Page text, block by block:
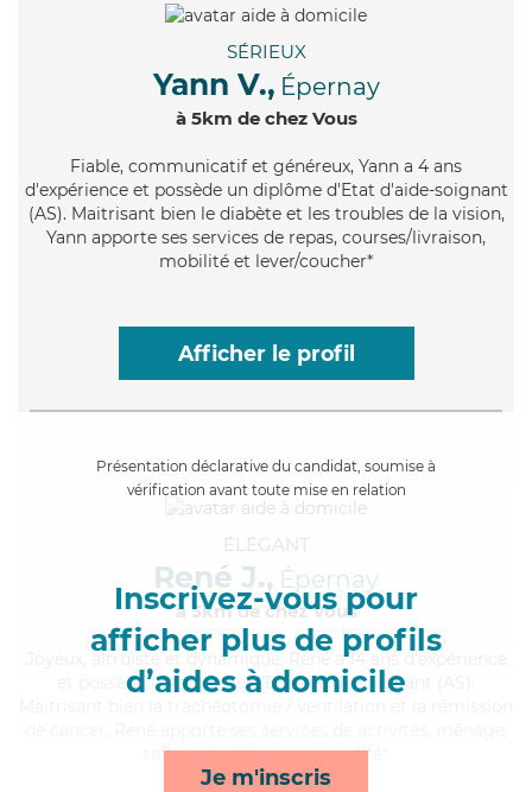
SÉRIEUX
Yann V., Épernay
à 5km de chez Vous
Fiable, communicatif et généreux, Yann a 4 ans
d'expérience et possède un diplôme d'Etat d'aide-soignant
(AS). Maitrisant bien le diabète et les troubles de la vision,
Yann apporte ses services de repas, courses/livraison,
mobilité et lever/coucher*
Afficher le profil
Présentation déclarative du candidat, soumise à
vérification avant toute mise en relation
Inscrivez-vous pour
afficher plus de profils
d’aides à domicile
Je m'inscris
ÉLÉGANT
René J., Épernay
à 5km de chez Vous
, altruiste et dynamique, René a 14 ans d'expérience
et possède un diplôme d'Etat d'aide-soignant (AS).
toilette/habillage et mobilité*